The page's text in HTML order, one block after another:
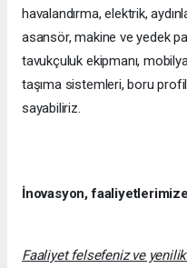
havalandırma, elektrik,
asansör, makine ve yedek
tavukçuluk ekipmanı,
taşıma sistemleri, boru
sayabiliriz.
İnovasyon,
Faaliyet felsefeniz ve